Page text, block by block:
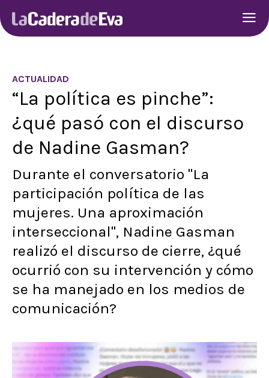
ACTUALIDAD
“La política es pinche”:
¿qué pasó con el discurso
de Nadine Gasman?
Durante el conversatorio "La
participación política de las
mujeres. Una aproximación
interseccional", Nadine Gasman
realizó el discurso de cierre, ¿qué
ocurrió con su intervención y cómo
se ha manejado en los medios de
comunicación?